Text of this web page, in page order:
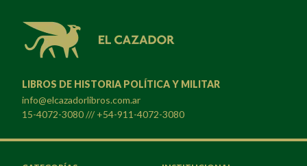
LIBROS DE HISTORIA POLÍTICA Y MILITAR
info@elcazadorlibros.com.ar
15-4072-3080 /// +54-911-4072-3080